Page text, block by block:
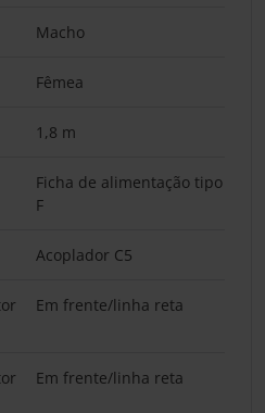
Macho
Fêmea
1,8 m
Ficha de alimentação tipo
F
Acoplador C5
Em frente/linha reta
Em frente/linha reta